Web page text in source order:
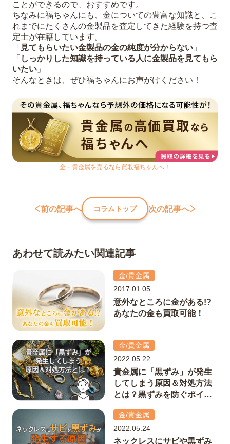
ことができるので、おすすめです。
ちなみに福ちゃんにも、金についての豊富な知識と、こ
れまでにたくさんの金製品を査定してきた経験を持つ査
定士が在籍しています。
「 見てもらいたい金製品の金の純度が分からない 」
「 しっかりした知識を持っている人に金製品を見てもら
いたい 」
そんなときは、ぜひ福ちゃんにお声がけください！
金・貴金属を売るなら買取福ちゃんへ！
前の記事へ コラムトップ 次の記事へ
あわせて読みたい関連記事
金/貴金属
2017.01.05
意外なところに金がある!?
あなたの金も買取可能！
金/貴金属
2022.05.22
貴金属に「黒ずみ」が発生
してしまう原因＆対処方法
とは？黒ずみを防ぐポイン
金/貴金属
2022.05.24
ネックレスにサビや黒ずみ